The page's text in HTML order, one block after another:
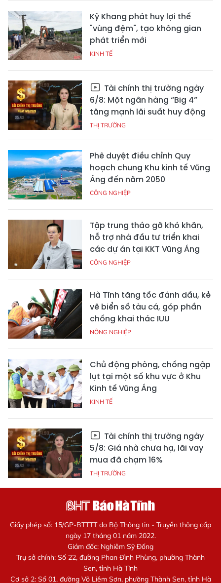
Kỳ Khang phát huy lợi thế
"vùng đệm", tạo không gian
phát triển mới
KINH TẾ
Tài chính thị trường ngày
6/8: Một ngân hàng “Big 4”
tăng mạnh lãi suất huy động
THỊ TRƯỜNG
Phê duyệt điều chỉnh Quy
hoạch chung Khu kinh tế Vũng
Áng đến năm 2050
CÔNG NGHIỆP
Tập trung tháo gỡ khó khăn,
hỗ trợ nhà đầu tư triển khai
các dự án tại KKT Vũng Áng
CÔNG NGHIỆP
Hà Tĩnh tăng tốc đánh dấu, kẻ
vẽ biển số tàu cá, góp phần
chống khai thác IUU
NÔNG NGHIỆP
Chủ động phòng, chống ngập
lụt tại một số khu vực ở Khu
Kinh tế Vũng Áng
KINH TẾ
Tài chính thị trường ngày
5/8: Giá nhà chưa hạ, lãi vay
mua đã chạm 16%
THỊ TRƯỜNG
Giấy phép số: 15/GP-BTTTT do Bộ Thông tin - Truyền thông cấp
ngày 17 tháng 01 năm 2022.
Giám đốc: Nghiêm Sỹ Đống
Trụ sở chính: Số 22, đường Phan Đình Phùng, phường Thành
Sen, tỉnh Hà Tĩnh
Cơ sở 2: Số 01, đường Võ Liêm Sơn, phường Thành Sen, tỉnh Hà